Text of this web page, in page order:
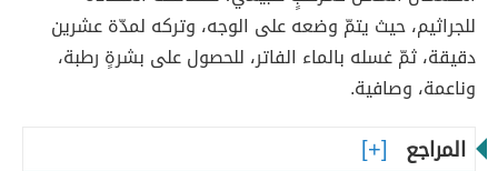
للجراثيم، حيث يتمّ وضعه على الوجه، وتركه لمدّة عشرين
دقيقة، ثمّ غسله بالماء الفاتر، للحصول على بشرةٍ رطبة،
وناعمة، وصافية.
المراجع